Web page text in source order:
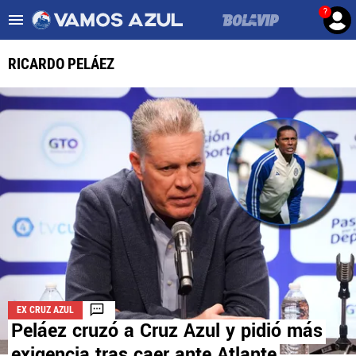
?
Noticias Cruz Azul HOY
ULTIMAS NOTICIAS
LEAGUES CUP
FUERZAS BÁSICAS
MERCADO DE FICHAJES
OPINIÓN
RICARDO PELÁEZ
EX CRUZ AZUL
Peláez cruzó a Cruz Azul y pidió más